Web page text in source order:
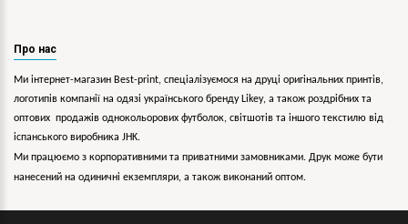
Про нас
Ми інтернет-магазин Best-print, спеціалізуємося на друці оригінальних принтів,
логотипів компанії на одязі українського бренду Likey, а також роздрібних та
оптових продажів однокольорових футболок, світшотів та іншого текстилю від
іспанського виробника JHK.
Ми працюємо з корпоративними та приватними замовниками. Друк може бути
нанесений на одиничні екземпляри, а також виконаний оптом.